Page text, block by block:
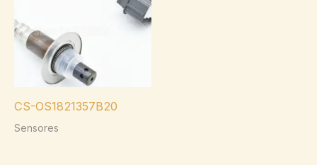
CS-OS1821357B20
Sensores